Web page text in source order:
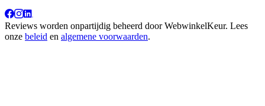
Reviews worden onpartijdig beheerd doorWebwinkelKeur. Lees
onze beleid en algemene voorwaarden.